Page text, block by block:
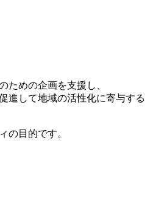
ための企画を支援し、
進して地域の活性化に寄与する
の目的です。